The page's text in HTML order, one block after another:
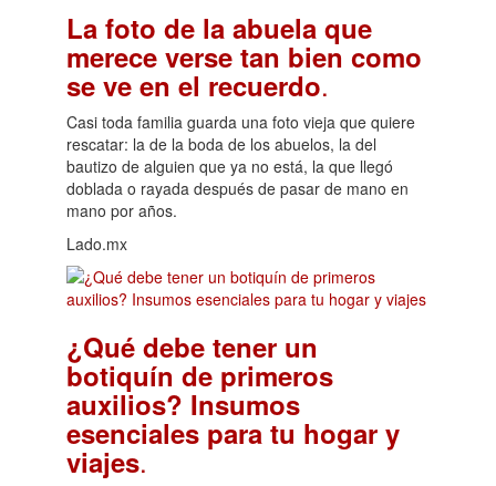
La foto de la abuela que
merece verse tan bien como
se ve en el recuerdo.
Casi toda familia guarda una foto vieja que quiere
rescatar: la de la boda de los abuelos, la del
bautizo de alguien que ya no está, la que llegó
doblada o rayada después de pasar de mano en
mano por años.
Lado.mx
¿Qué debe tener un
botiquín de primeros
auxilios? Insumos
esenciales para tu hogar y
viajes.